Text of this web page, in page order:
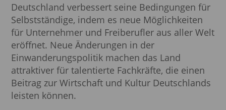
Deutschland verbessert seine Bedingungen für
Selbstständige, indem es neue Möglichkeiten
für Unternehmer und Freiberufler aus aller Welt
eröffnet. Neue Änderungen in der
Einwanderungspolitik machen das Land
attraktiver für talentierte Fachkräfte, die einen
Beitrag zur Wirtschaft und Kultur Deutschlands
leisten können.